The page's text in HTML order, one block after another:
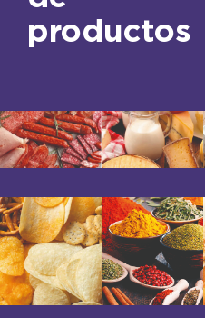
productos
Cárnicos
Snack